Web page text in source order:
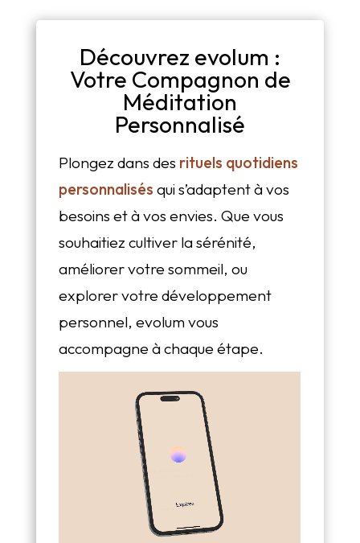
Découvrez evolum :
Votre Compagnon de
Méditation
Personnalisé
Plongez dans des rituels quotidiens
personnalisés qui s’adaptent à vos
besoins et à vos envies. Que vous
souhaitiez cultiver la sérénité,
améliorer votre sommeil, ou
explorer votre développement
personnel, evolum vous
accompagne à chaque étape.